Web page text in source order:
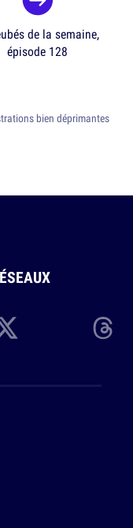
de la semaine,
épisode 128
bien déprimantes